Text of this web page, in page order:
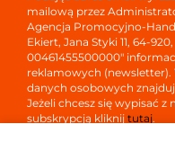
mailową przez
Agencja Promocyjno-
Ekiert, Jana Styki 11, 64-
00461455500000"
reklamowych
danych osobowych
Jeżeli chcesz się wypisać z
subskrypcją kliknijtutaj.